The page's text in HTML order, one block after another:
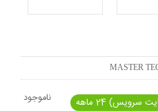
MASTER
ناموجود 24 ماهه